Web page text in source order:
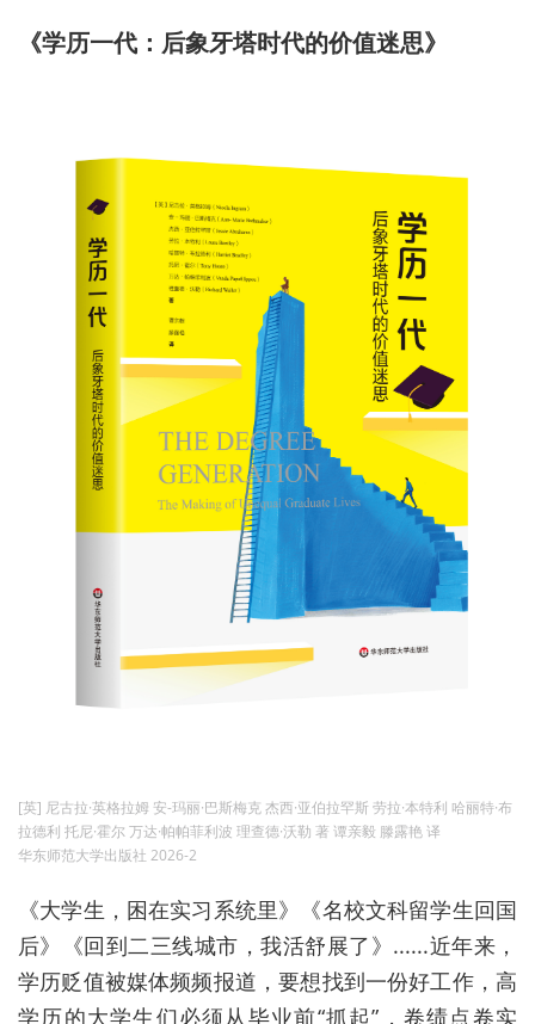
《学历一代：后象牙塔时代的价值迷思》
[英] 尼古拉·英格拉姆 安-玛丽·巴斯梅克 杰西·亚伯拉罕斯 劳拉·本特利 哈丽特·布
拉德利 托尼·霍尔 万达·帕帕菲利波 理查德·沃勒 著 谭亲毅 滕露艳 译
华东师范大学出版社 2026-2
《大学生，困在实习系统里》《名校文科留学生回国
后》《回到二三线城市，我活舒展了》......近年来，
学历贬值被媒体频频报道，要想找到一份好工作，高
学历的大学生们必须从毕业前“抓起”，卷绩点卷实